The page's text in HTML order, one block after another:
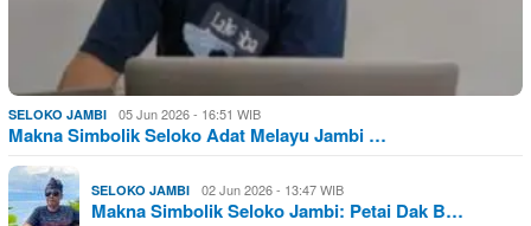
SELOKO JAMBI 05 Jun 2026 - 16:51 WIB
Makna Simbolik Seloko Adat Melayu Jambi …
SELOKO JAMBI 02 Jun 2026 - 13:47 WIB
Makna Simbolik Seloko Jambi: Petai Dak B…